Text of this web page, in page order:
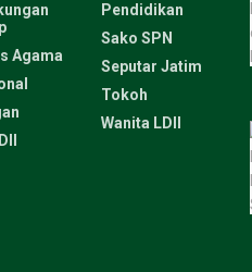
Agama
Pendidikan
Sako SPN
Seputar Jatim
Tokoh
Wanita LDII